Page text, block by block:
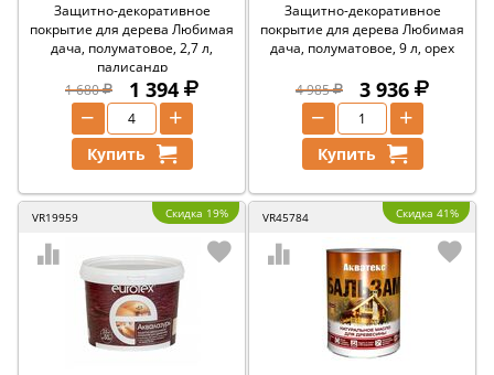
Защитно-декоративное
покрытие для дерева Любимая
дача, полуматовое, 2,7 л,
палисандр
1 680
1 394
+
−
Купить
Защитно-декоративное
покрытие для дерева Любимая
дача, полуматовое, 9 л, орех
4 985 3 936
+
−
Купить
VR19959 Скидка 19% VR45784 Скидка 41%